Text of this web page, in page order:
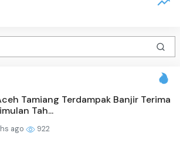
Tamiang Terdampak Banjir Terima
Tah...
ago 922